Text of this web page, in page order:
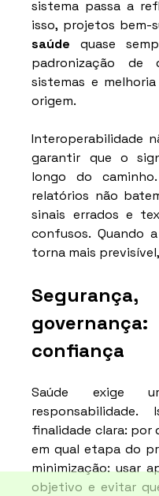
sistema passa a
isso, projetos bem-
saúde quase
padronização de
sistemas e
origem.
Interoperabilidade
garantir que o
longo do
relatórios não
sinais errados e
confusos. Quando
torna mais
confiança
Saúde exige
finalidade clara: por
em qual etapa do
minimização: usar
objetivo e evitar